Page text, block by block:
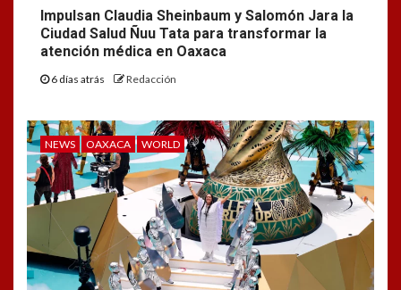
Impulsan Claudia Sheinbaum y Salomón Jara la
Ciudad Salud Ñuu Tata para transformar la
atención médica en Oaxaca
6 días atrás Redacción
NEWS OAXACA WORLD